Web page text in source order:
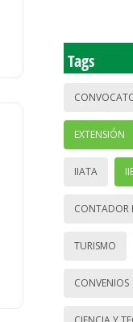
Tags
EXTENSIÓN
IIATA
CONTADOR
TURISMO
CONVENIOS